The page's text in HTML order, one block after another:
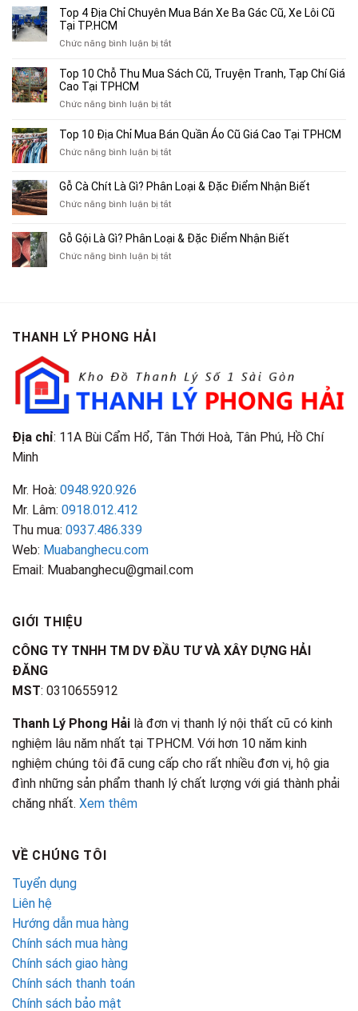
Top 4 Địa Chỉ Chuyên Mua Bán Xe Ba Gác Cũ, Xe Lôi Cũ
Tại TP.HCM
Chức năng bình luận bị tắtở
4
Chuyên
Bán
Xe
Cũ,
Xe
Cũ
TP.HCM
Top 10 Chỗ Thu Mua Sách Cũ, Truyện Tranh, Tạp Chí Giá
Cao Tại TPHCM
Chức năng bình luận bị tắtở
10
Thu
Sách
Tạp
Chí
Top 10 Địa Chỉ Mua Bán Quần Áo Cũ Giá Cao Tại TPHCM
Chức năng bình luận bị tắtở
Địa
Chỉ
Bán
Áo
Gỗ Cà Chít Là Gì? Phân Loại & Đặc Điểm Nhận Biết
Chức năng bình luận bị tắtở
Chít
Là
Gỗ Gội Là Gì? Phân Loại & Đặc Điểm Nhận Biết
Chức năng bình luận bị tắtở
Điểm
Nhận
Biết
THANH LÝ PHONG HẢI
Địa chỉ: 11A Bùi Cẩm Hổ, Tân Thới Hoà, Tân Phú, Hồ Chí
Minh
Mr. Hoà: 0948.920.926
Mr. Lâm: 0918.012.412
Thu mua: 0937.486.339
Web: Muabanghecu.com
Email: Muabanghecu@gmail.com
GIỚI THIỆU
CÔNG TY TNHH TM DV ĐẦU TƯ VÀ XÂY DỰNG HẢI
ĐĂNG
MST: 0310655912
Thanh Lý Phong Hải là đơn vị thanh lý nội thất cũ có kinh
nghiệm lâu năm nhất tại TPHCM. Với hơn 10 năm kinh
nghiệm chúng tôi đã cung cấp cho rất nhiều đơn vị, hộ gia
đình những sản phẩm thanh lý chất lượng với giá thành phải
chăng nhất. Xem thêm
VỀ CHÚNG TÔI
Tuyển dụng
Liên hệ
Hướng dẫn mua hàng
Chính sách mua hàng
Chính sách giao hàng
Chính sách thanh toán
Chính sách bảo mật